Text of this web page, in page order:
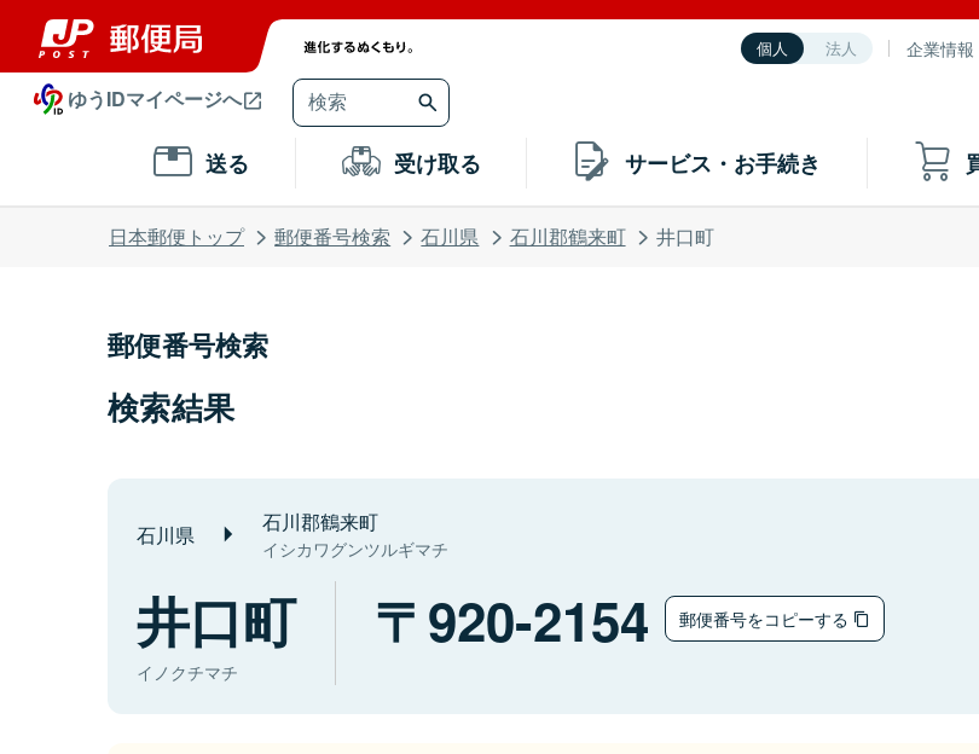
個人 法人 企業情報
ゆうIDマイページへ
送る 受け取る サービス・お手続き
日本郵便トップ 郵便番号検索 石川県 石川郡鶴来町 井口町
郵便番号検索
検索結果
石川県 石川郡鶴来町
イシカワグンツルギマチ
井口町
イノクチマチ
920-2154 郵便番号をコピーする